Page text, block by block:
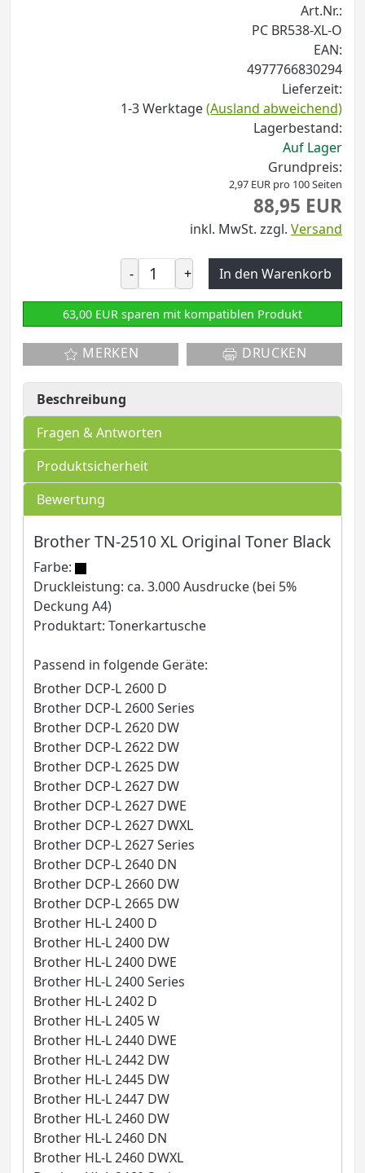
Art.Nr.:
PC BR538-XL-O
EAN:
4977766830294
Lieferzeit:
1-3 Werktage(Ausland abweichend)
Lagerbestand:
Auf Lager
Grundpreis:
2,97 EUR pro 100 Seiten
88,95 EUR
inkl. MwSt. zzgl. Versand
- + In den Warenkorb
63,00 EUR sparen mit kompatiblen Produkt
MERKEN DRUCKEN
Beschreibung
Fragen & Antworten
Produktsicherheit
Bewertung
Brother TN-2510 XL Original Toner Black
Farbe:
Druckleistung: ca. 3.000 Ausdrucke (bei 5%
Deckung A4)
Produktart: Tonerkartusche
Passend in folgende Geräte:
Brother DCP-L 2600 D
Brother DCP-L 2600 Series
Brother DCP-L 2620 DW
Brother DCP-L 2622 DW
Brother DCP-L 2625 DW
Brother DCP-L 2627 DW
Brother DCP-L 2627 DWE
Brother DCP-L 2627 DWXL
Brother DCP-L 2627 Series
Brother DCP-L 2640 DN
Brother DCP-L 2660 DW
Brother DCP-L 2665 DW
Brother HL-L 2400 D
Brother HL-L 2400 DW
Brother HL-L 2400 DWE
Brother HL-L 2400 Series
Brother HL-L 2402 D
Brother HL-L 2405 W
Brother HL-L 2440 DWE
Brother HL-L 2442 DW
Brother HL-L 2445 DW
Brother HL-L 2447 DW
Brother HL-L 2460 DW
Brother HL-L 2460 DN
Brother HL-L 2460 DWXL